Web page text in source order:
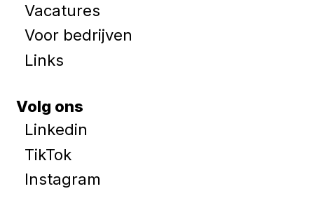
Vacatures
Voor bedrijven
Links
Volg ons
Linkedin
TikTok
Instagram